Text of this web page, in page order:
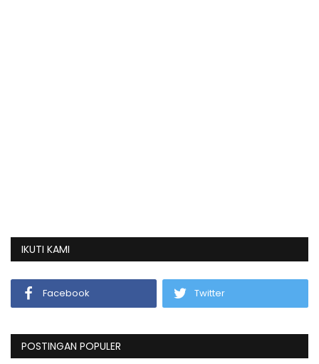
IKUTI KAMI
Facebook Twitter
POSTINGAN POPULER